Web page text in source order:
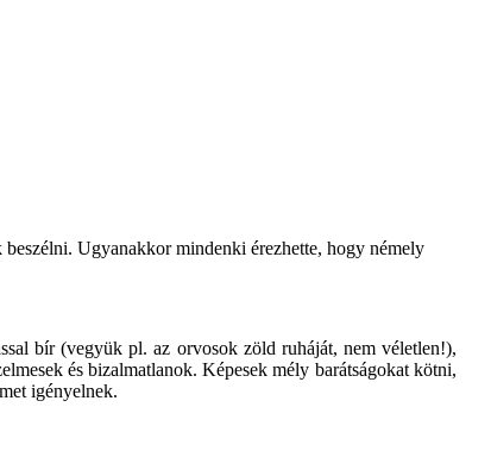
Ugyanakkor mindenki érezhette, hogy némely
bír (vegyük pl. az orvosok zöld ruháját, nem véletlen!),
és bizalmatlanok. Képesek mély barátságokat kötni,
igényelnek.